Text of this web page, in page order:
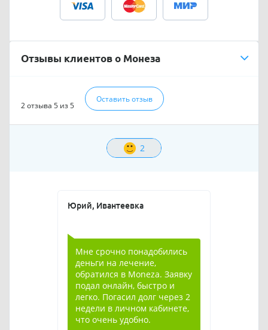
Отзывы клиентов о Монеза
2 отзыва 5 из 5
Оставить отзыв
2
Юрий, Ивантеевка
Мне срочно понадобились
деньги на лечение,
обратился в Moneza. Заявку
подал онлайн, быстро и
легко. Погасил долг через 2
недели в личном кабинете,
что очень удобно.